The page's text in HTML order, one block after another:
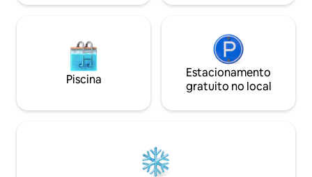
Piscina
Estacionamento
gratuito no local